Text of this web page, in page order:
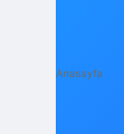
Anasayfa